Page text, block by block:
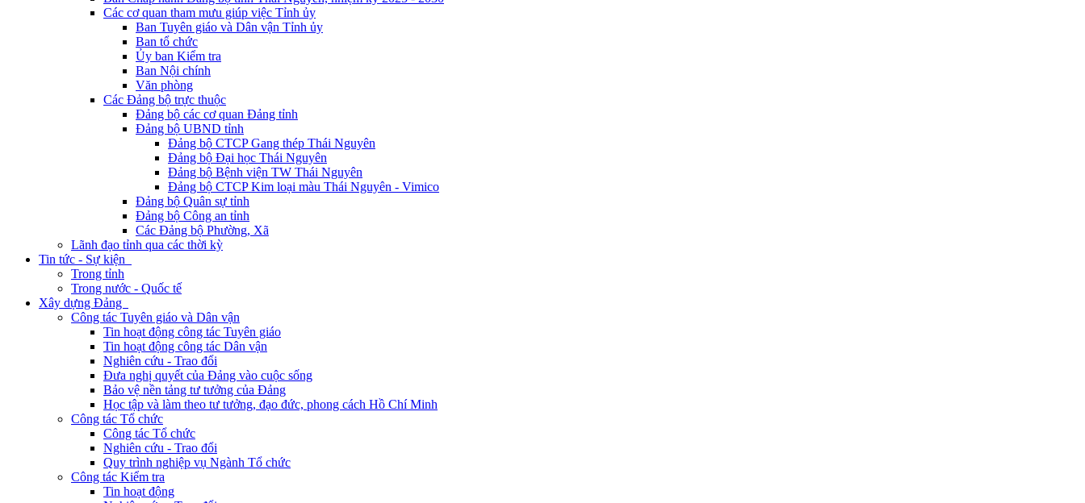
Các cơ quan tham mưu giúp việc Tỉnh ủy
Ban Tuyên giáo và Dân vận Tỉnh ủy
Ban tổ chức
Ủy ban Kiểm tra
Ban Nội chính
Văn phòng
Các Đảng bộ trực thuộc
Đảng bộ các cơ quan Đảng tỉnh
Đảng bộ UBND tỉnh
Đảng bộ CTCP Gang thép Thái Nguyên
Đảng bộ Đại học Thái Nguyên
Đảng bộ Bệnh viện TW Thái Nguyên
Đảng bộ CTCP Kim loại màu Thái Nguyên - Vimico
Đảng bộ Quân sự tỉnh
Đảng bộ Công an tỉnh
Các Đảng bộ Phường, Xã
Lãnh đạo tỉnh qua các thời kỳ
Tin tức - Sự kiện
Trong tỉnh
Trong nước - Quốc tế
Xây dựng Đảng
Công tác Tuyên giáo và Dân vận
Tin hoạt động công tác Tuyên giáo
Tin hoạt động công tác Dân vận
Nghiên cứu - Trao đổi
Đưa nghị quyết của Đảng vào cuộc sống
Bảo vệ nền tảng tư tưởng của Đảng
Học tập và làm theo tư tưởng, đạo đức, phong cách Hồ Chí Minh
Công tác Tổ chức
Công tác Tổ chức
Nghiên cứu - Trao đổi
Quy trình nghiệp vụ Ngành Tổ chức
Công tác Kiểm tra
Tin hoạt động